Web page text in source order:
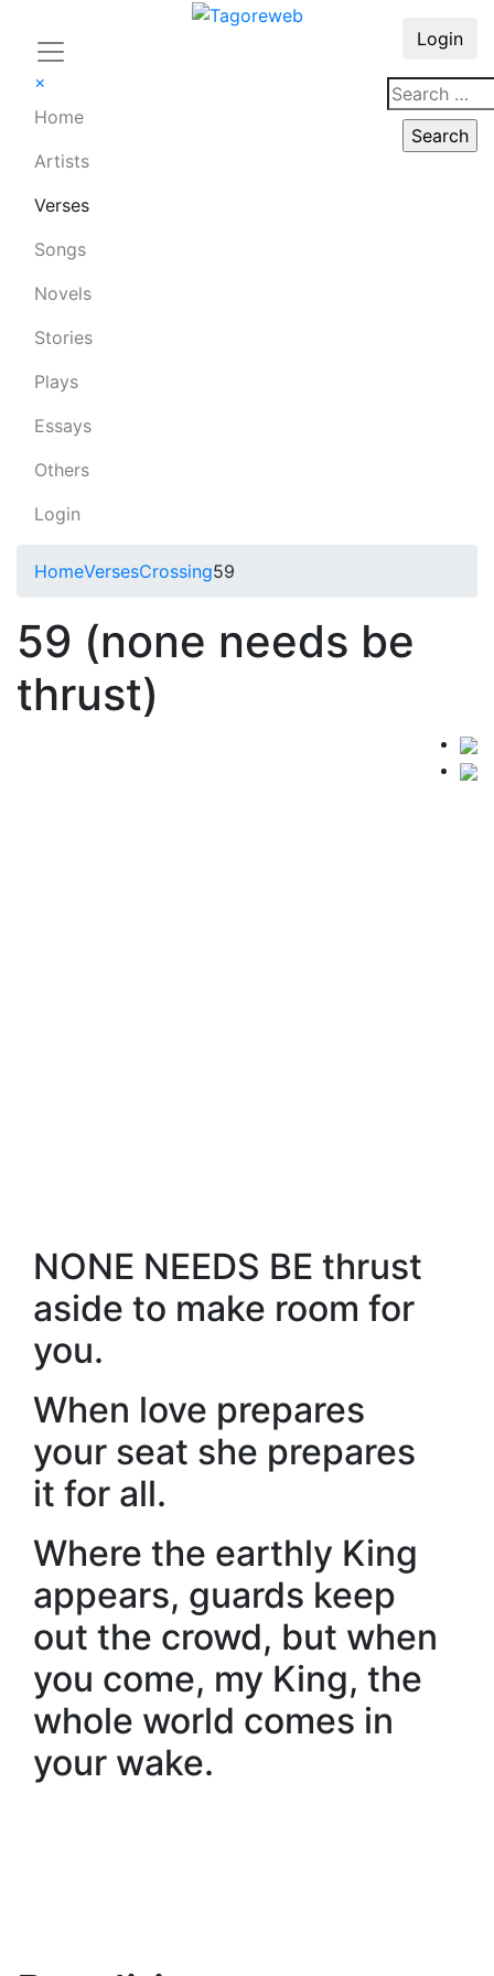
×
Home
Artists
Verses
Songs
Novels
Stories
Plays
Essays
Others
Login
Login
HomeVersesCrossing59
59 (none needs be
thrust)
NONE NEEDS BE thrust
aside to make room for
you.
When love prepares
your seat she prepares
it for all.
Where the earthly King
appears, guards keep
out the crowd, but when
you come, my King, the
whole world comes in
your wake.